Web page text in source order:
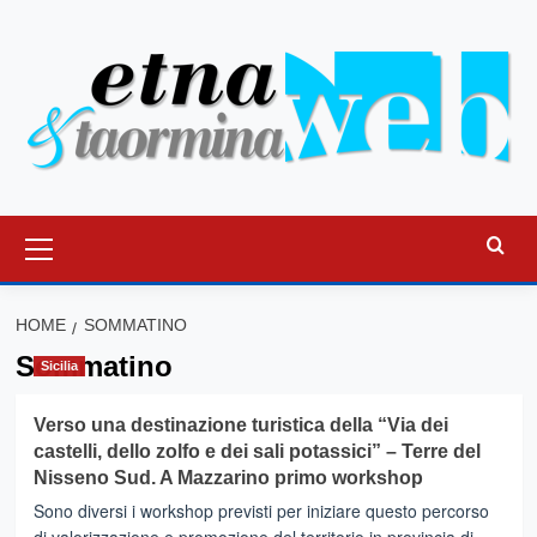
principale
HOME SOMMATINO
Sommatino
Sicilia
Verso una destinazione turistica della “Via dei
castelli, dello zolfo e dei sali potassici” – Terre del
Nisseno Sud. A Mazzarino primo workshop
Sono diversi i workshop previsti per iniziare questo percorso